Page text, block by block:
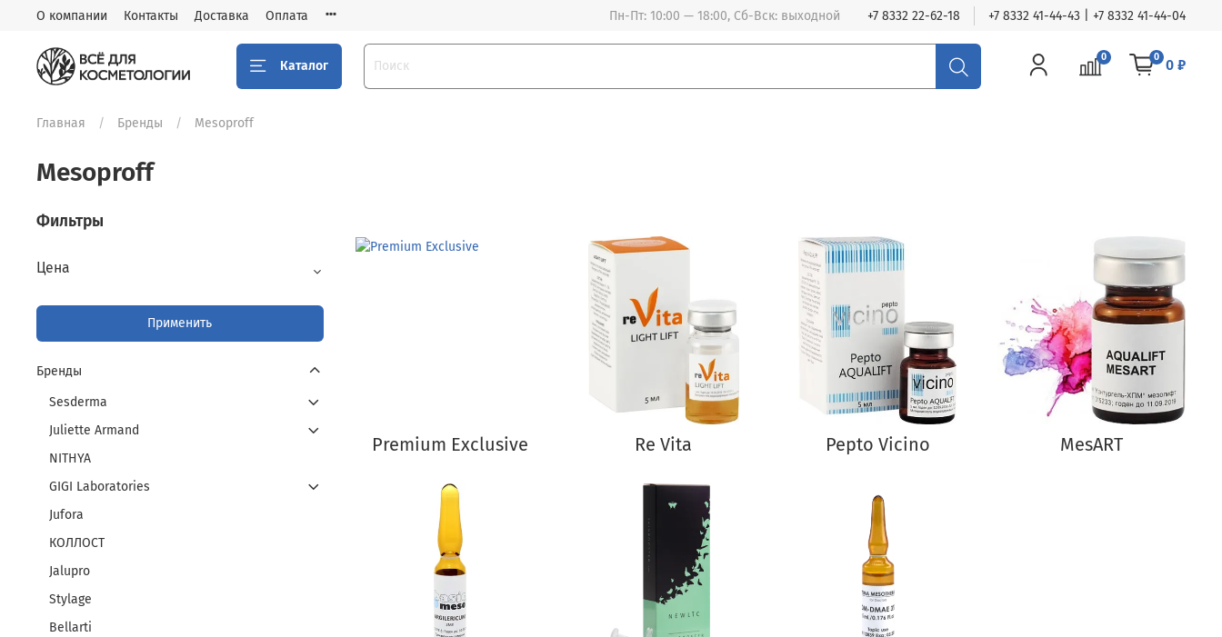
О компании Контакты Доставка Оплата Пн-Пт: 10:00 — 18:00, Сб-Вск: выходной +7 8332 22-62-18 +7 8332 41-44-43 | +7 8332 41-44-04
Каталог
0 0 0 ₽
Главная Бренды Mesoproff
Mesoproff
Premium Exclusive Re Vita Pepto Vicino MesART
Фильтры
Цена
Применить
Бренды
Sesderma
Juliette Armand
NITHYA
GIGI Laboratories
Jufora
КОЛЛОСТ
Jalupro
Stylage
Bellarti